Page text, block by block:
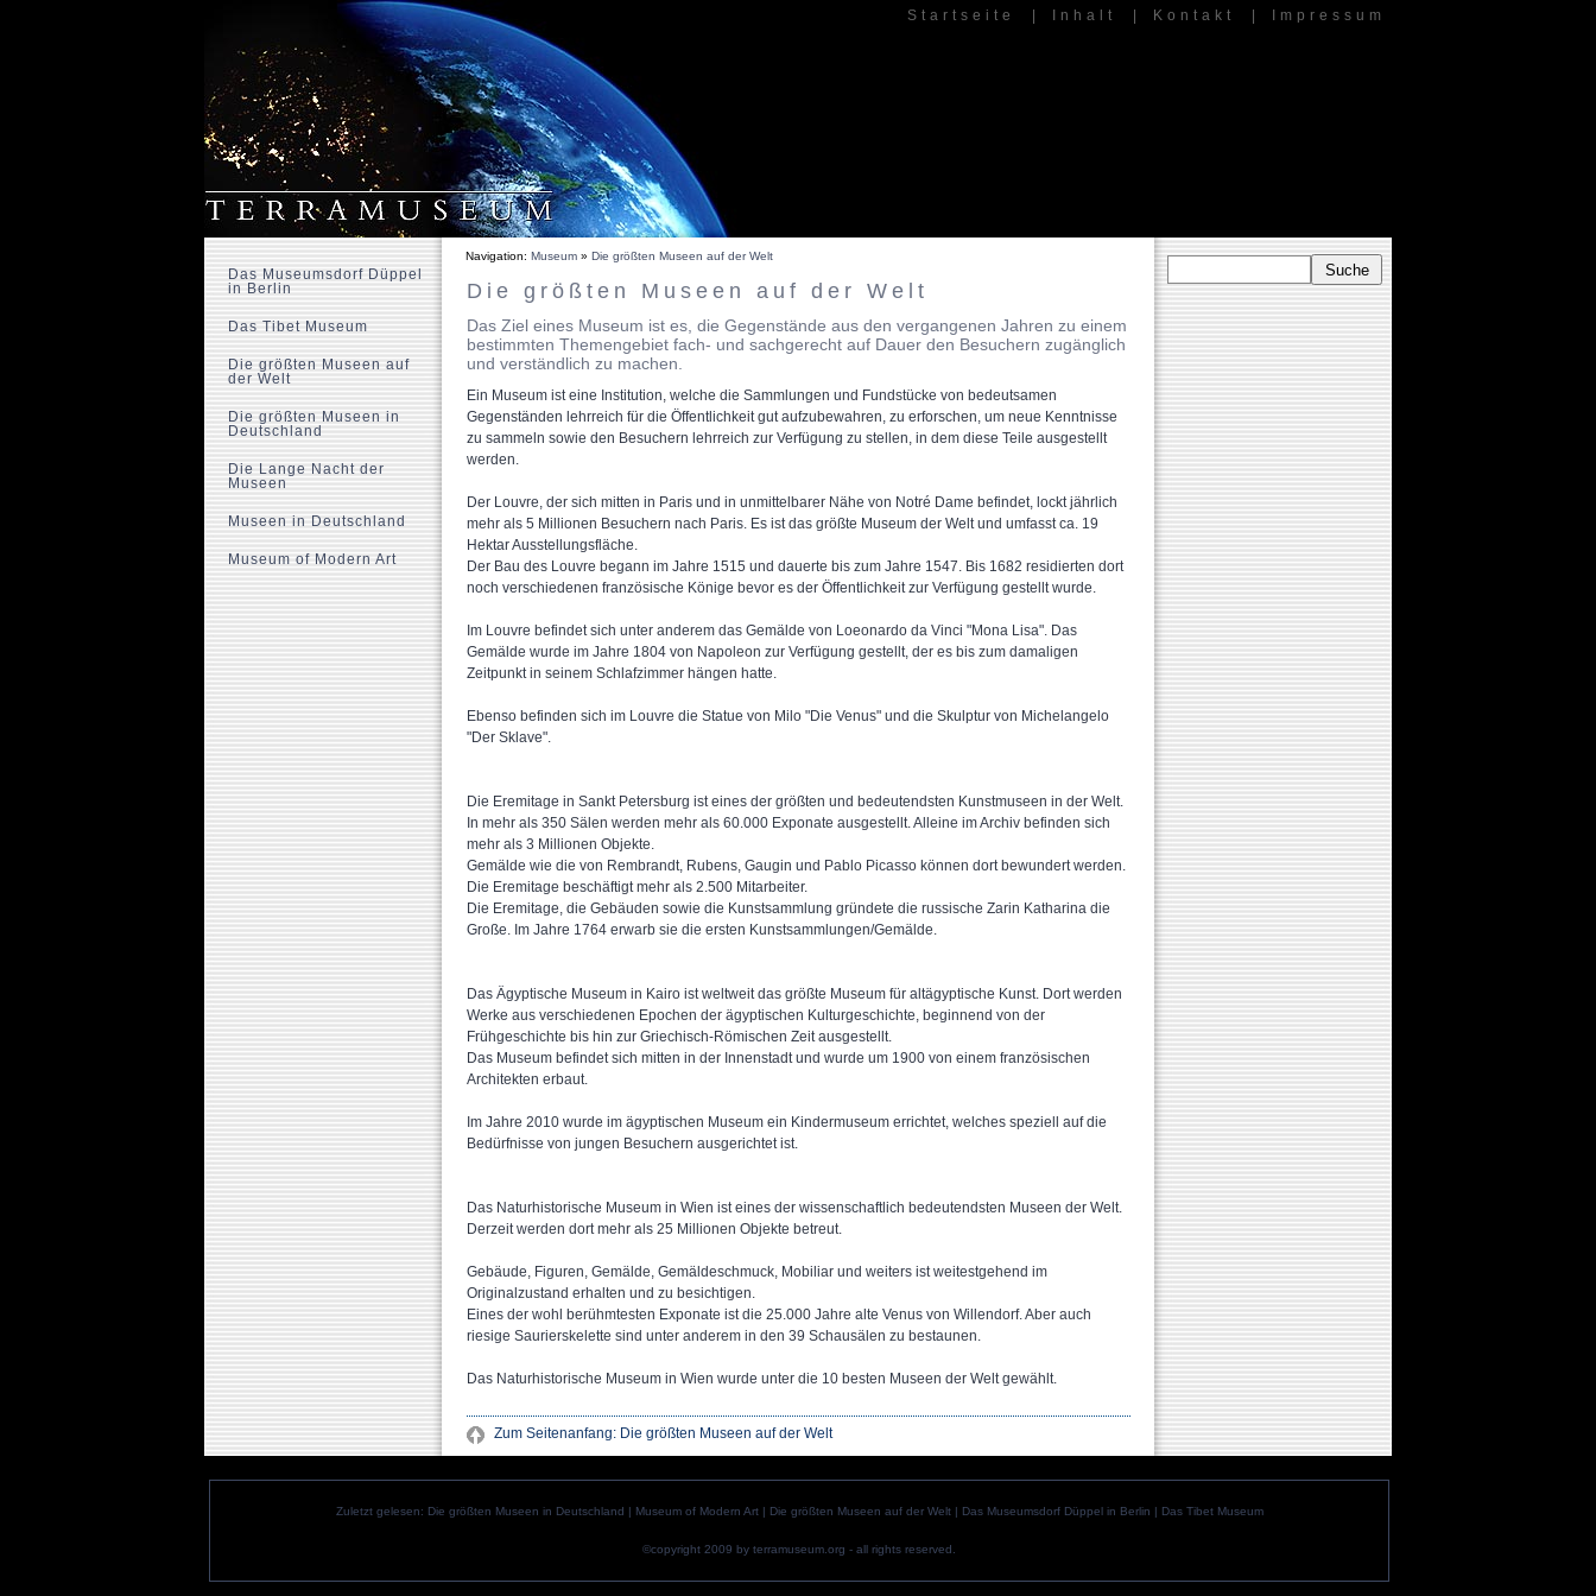
Die größten Museen auf der Welt
Das Ziel eines Museum ist es, die Gegenstände aus den vergangenen Jahren zu einem
bestimmten Themengebiet fach- und sachgerecht auf Dauer den Besuchern zugänglich
und verständlich zu machen.
Ein Museum ist eine Institution, welche die Sammlungen und Fundstücke von bedeutsamen
Gegenständen lehrreich für die Öffentlichkeit gut aufzubewahren, zu erforschen, um neue Kenntnisse
zu sammeln sowie den Besuchern lehrreich zur Verfügung zu stellen, in dem diese Teile ausgestellt
werden.
Der Louvre, der sich mitten in Paris und in unmittelbarer Nähe von Notré Dame befindet, lockt jährlich
mehr als 5 Millionen Besuchern nach Paris. Es ist das größte Museum der Welt und umfasst ca. 19
Hektar Ausstellungsfläche.
Der Bau des Louvre begann im Jahre 1515 und dauerte bis zum Jahre 1547. Bis 1682 residierten dort
noch verschiedenen französische Könige bevor es der Öffentlichkeit zur Verfügung gestellt wurde.
Im Louvre befindet sich unter anderem das Gemälde von Loeonardo da Vinci "Mona Lisa". Das
Gemälde wurde im Jahre 1804 von Napoleon zur Verfügung gestellt, der es bis zum damaligen
Zeitpunkt in seinem Schlafzimmer hängen hatte.
Ebenso befinden sich im Louvre die Statue von Milo "Die Venus" und die Skulptur von Michelangelo
"Der Sklave".
Die Eremitage in Sankt Petersburg ist eines der größten und bedeutendsten Kunstmuseen in der Welt.
In mehr als 350 Sälen werden mehr als 60.000 Exponate ausgestellt. Alleine im Archiv befinden sich
mehr als 3 Millionen Objekte.
Gemälde wie die von Rembrandt, Rubens, Gaugin und Pablo Picasso können dort bewundert werden.
Die Eremitage beschäftigt mehr als 2.500 Mitarbeiter.
Die Eremitage, die Gebäuden sowie die Kunstsammlung gründete die russische Zarin Katharina die
Große. Im Jahre 1764 erwarb sie die ersten Kunstsammlungen/Gemälde.
Das Ägyptische Museum in Kairo ist weltweit das größte Museum für altägyptische Kunst. Dort werden
Werke aus verschiedenen Epochen der ägyptischen Kulturgeschichte, beginnend von der
Frühgeschichte bis hin zur Griechisch-Römischen Zeit ausgestellt.
Das Museum befindet sich mitten in der Innenstadt und wurde um 1900 von einem französischen
Architekten erbaut.
Im Jahre 2010 wurde im ägyptischen Museum ein Kindermuseum errichtet, welches speziell auf die
Bedürfnisse von jungen Besuchern ausgerichtet ist.
Das Naturhistorische Museum in Wien ist eines der wissenschaftlich bedeutendsten Museen der Welt.
Derzeit werden dort mehr als 25 Millionen Objekte betreut.
Gebäude, Figuren, Gemälde, Gemäldeschmuck, Mobiliar und weiters ist weitestgehend im
Originalzustand erhalten und zu besichtigen.
Eines der wohl berühmtesten Exponate ist die 25.000 Jahre alte Venus von Willendorf. Aber auch
riesige Saurierskelette sind unter anderem in den 39 Schausälen zu bestaunen.
Das Naturhistorische Museum in Wien wurde unter die 10 besten Museen der Welt gewählt.
Zum Seitenanfang: Die größten Museen auf der Welt
Das Museumsdorf Düppel
in Berlin
Das Tibet Museum
Die größten Museen auf
der Welt
Die größten Museen in
Deutschland
Die Lange Nacht der
Museen
Museen in Deutschland
Museum of Modern Art
Zuletzt gelesen: Die größten Museen in Deutschland | Museum of Modern Art| Die größten Museen auf der Welt| Das Museumsdorf Düppel in Berlin | Das Tibet Museum
©copyright 2009 by terramuseum.org - all rights reserved.
Impressum
Kontakt
Inhalt
Startseite
Navigation: Museum » Die größten Museen auf der Welt